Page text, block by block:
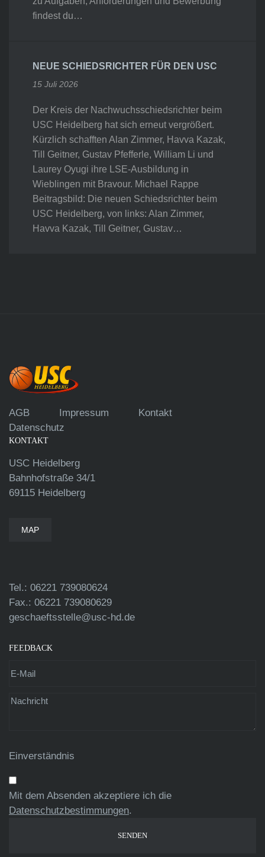
findest du…
NEUE SCHIEDSRICHTER FÜR DEN USC
15 Juli 2026
Der Kreis der Nachwuchsschiedsrichter beim
USC Heidelberg hat sich erneut vergrößert.
Kürzlich schafften Alan Zimmer, Havva Kazak,
Till Geitner, Gustav Pfefferle, William Li und
Laurey Oyugi ihre LSE-Ausbildung in
Wieblingen mit Bravour. Michael Rappe
Beitragsbild: Die neuen Schiedsrichter beim
USC Heidelberg, von links: Alan Zimmer,
Havva Kazak, Till Geitner, Gustav…
AGB Impressum
Kontakt
Datenschutz
KONTAKT
USC Heidelberg
Bahnhofstraße 34/1
69115 Heidelberg
MAP
Tel.: 06221 739080624
Fax.: 06221 739080629
geschaeftsstelle@usc-hd.de
FEEDBACK
Einverständnis
Mit dem Absenden akzeptiere ich die
Datenschutzbestimmungen.